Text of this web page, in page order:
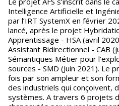
Intelligence Artificielle et
par l’IRT SystemX en février
lancé, après le projet
Apprentissage - HSA (avril
Assistant Bidirectionnel - CAB
Sémantiques Métier pour
sources - SMD (Juin 2021). Le
fois par son ampleur et son
des industriels qui conçoivent,
systèmes. A travers 6 projets